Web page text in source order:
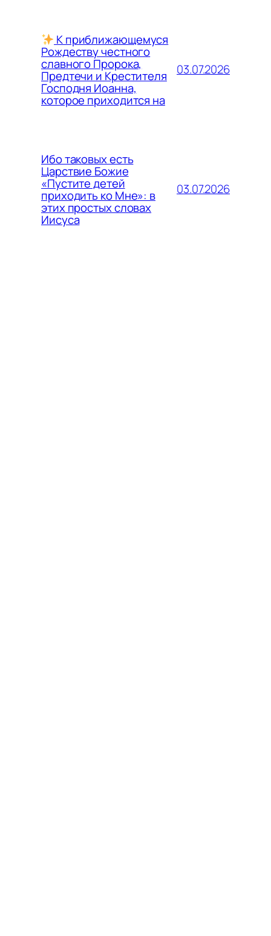
К приближающемуся
Рождеству честного
славного Пророка,
Предтечи и Крестителя
Господня Иоанна,
которое приходится на
03.07.2026
Ибо таковых есть
Царствие Божие
«Пустите детей
приходить ко Мне»: в
этих простых словах
Иисуса
03.07.2026